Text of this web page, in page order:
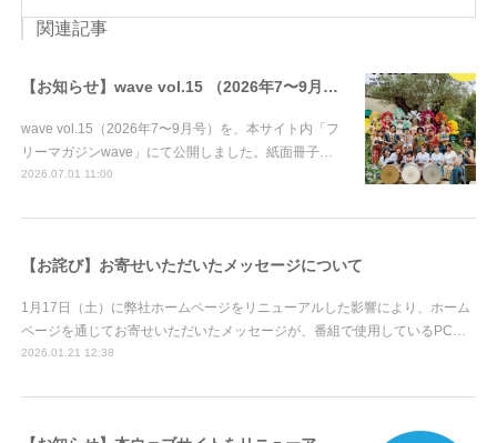
関連記事
【お知らせ】wave vol.15 （2026年7〜9月号）ウェブ版を公開しました。
wave vol.15（2026年7〜9月号）を、本サイト内「フ
リーマガジンwave」にて公開しました。紙面冊子…
2026.07.01 11:00
【お詫び】お寄せいただいたメッセージについて
1月17日（土）に弊社ホームページをリニューアルした影響により、ホーム
ページを通じてお寄せいただいたメッセージが、番組で使用しているPC…
2026.01.21 12:38